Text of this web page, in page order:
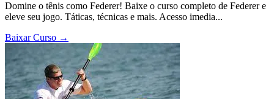
Domine o tênis como Federer! Baixe o curso completo de Federer e
eleve seu jogo. Táticas, técnicas e mais. Acesso imedia...
Baixar Curso →